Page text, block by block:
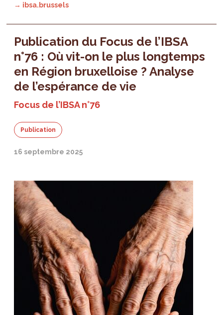
→ ibsa.brussels
Publication du Focus de l’IBSA
n°76 : Où vit-on le plus longtemps
en Région bruxelloise ? Analyse
de l’espérance de vie
Focus de l’IBSA n°76
Publication
16 septembre 2025